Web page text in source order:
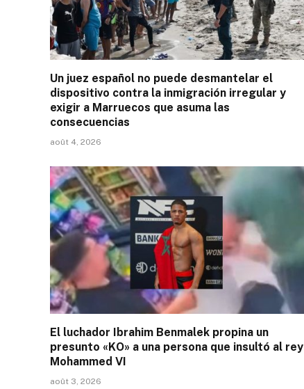
Un juez español no puede desmantelar el
dispositivo contra la inmigración irregular y
exigir a Marruecos que asuma las
consecuencias
août 4, 2026
El luchador Ibrahim Benmalek propina un
presunto «KO» a una persona que insultó al rey
Mohammed VI
août 3, 2026